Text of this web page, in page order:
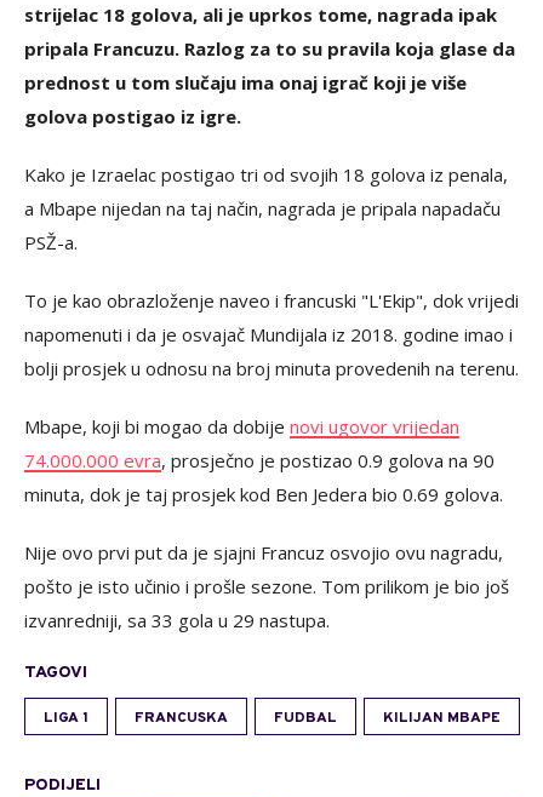
strijelac 18 golova, ali je uprkos tome, nagrada ipak
pripala Francuzu. Razlog za to su pravila koja glase da
prednost u tom slučaju ima onaj igrač koji je više
golova postigao iz igre.
Kako je Izraelac postigao tri od svojih 18 golova iz penala,
a Mbape nijedan na taj način, nagrada je pripala napadaču
PSŽ-a.
To je kao obrazloženje naveo i francuski "L'Ekip", dok vrijedi
napomenuti i da je osvajač Mundijala iz 2018. godine imao i
bolji prosjek u odnosu na broj minuta provedenih na terenu.
Mbape, koji bi mogao da dobije novi ugovor vrijedan
74.000.000 evra, prosječno je postizao 0.9 golova na 90
minuta, dok je taj prosjek kod Ben Jedera bio 0.69 golova.
Nije ovo prvi put da je sjajni Francuz osvojio ovu nagradu,
pošto je isto učinio i prošle sezone. Tom prilikom je bio još
izvanredniji, sa 33 gola u 29 nastupa.
TAGOVI
LIGA 1 FRANCUSKA FUDBAL KILIJAN MBAPE
PODIJELI